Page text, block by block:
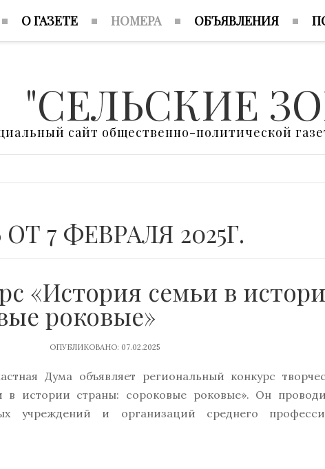
О ГАЗЕТЕ НОМЕРА ОБЪЯВЛЕНИЯ
"СЕЛЬСКИЕ
сайт общественно-политической
7 ФЕВРАЛЯ 2025Г.
«История семьи в
роковые»
ОПУБЛИКОВАНО: 07.02.2025
Дума объявляет региональный конкурс
в истории страны: сороковые роковые». Он
учреждений и организаций среднего